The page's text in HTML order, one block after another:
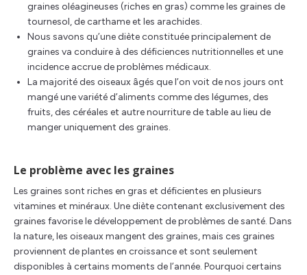
graines oléagineuses (riches en gras) comme les graines de
tournesol, de carthame et les arachides.
Nous savons qu’une diète constituée principalement de
graines va conduire à des déficiences nutritionnelles et une
incidence accrue de problèmes médicaux.
La majorité des oiseaux âgés que l’on voit de nos jours ont
mangé une variété d’aliments comme des légumes, des
fruits, des céréales et autre nourriture de table au lieu de
manger uniquement des graines.
Le problème avec les graines
Les graines sont riches en gras et déficientes en plusieurs
vitamines et minéraux. Une diète contenant exclusivement des
graines favorise le développement de problèmes de santé. Dans
la nature, les oiseaux mangent des graines, mais ces graines
proviennent de plantes en croissance et sont seulement
disponibles à certains moments de l’année. Pourquoi certains